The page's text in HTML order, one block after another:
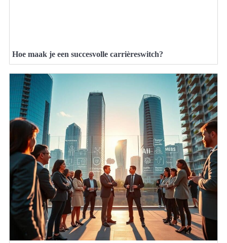
Hoe maak je een succesvolle carrièreswitch?